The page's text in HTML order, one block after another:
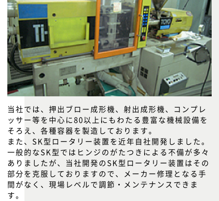
当社では、押出ブロー成形機、射出成形機、コンプレ
ッサー等を中心に80以上にもわたる豊富な機械設備を
そろえ、各種容器を製造しております。
また、SK型ロータリー装置を近年自社開発しました。
一般的なSK型ではヒンジのがたつきによる不備が多々
ありましたが、当社開発のSK型ロータリー装置はその
部分を克服しておりますので、メーカー修理となる手
間がなく、現場レベルで調節・メンテナンスできま
す。